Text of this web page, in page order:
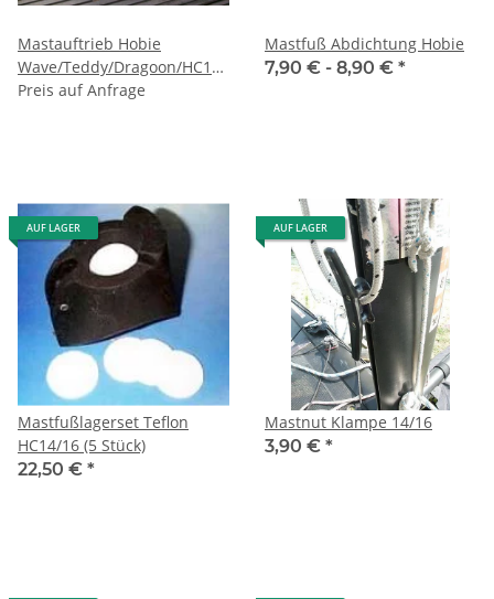
Mastauftrieb Hobie
Wave/Teddy/Dragoon/HC14
155,00 €
Preis auf Anfrage
Mastfuß Abdichtung Hobie
7,90 € - 8,90 € *
AUF LAGER
Mastfußlagerset Teflon
HC14/16 (5 Stück)
22,50 € *
AUF LAGER
Mastnut Klampe 14/16
3,90 € *